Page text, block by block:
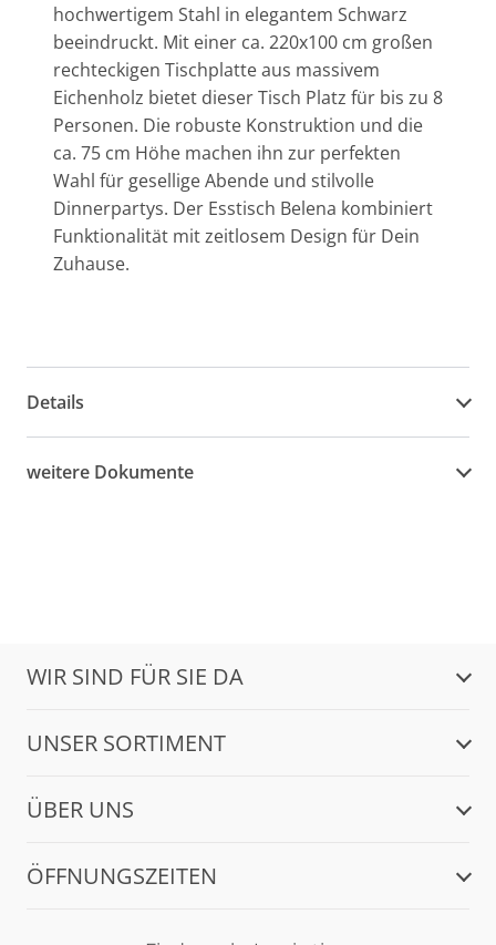
hochwertigem Stahl in elegantem Schwarz
beeindruckt. Mit einer ca. 220x100 cm großen
rechteckigen Tischplatte aus massivem
Eichenholz bietet dieser Tisch Platz für bis zu 8
Personen. Die robuste Konstruktion und die
ca. 75 cm Höhe machen ihn zur perfekten
Wahl für gesellige Abende und stilvolle
Dinnerpartys. Der Esstisch Belena kombiniert
Funktionalität mit zeitlosem Design für Dein
Zuhause.
Details
weitere Dokumente
WIR SIND FÜR SIE DA
UNSER SORTIMENT
ÜBER UNS
ÖFFNUNGSZEITEN